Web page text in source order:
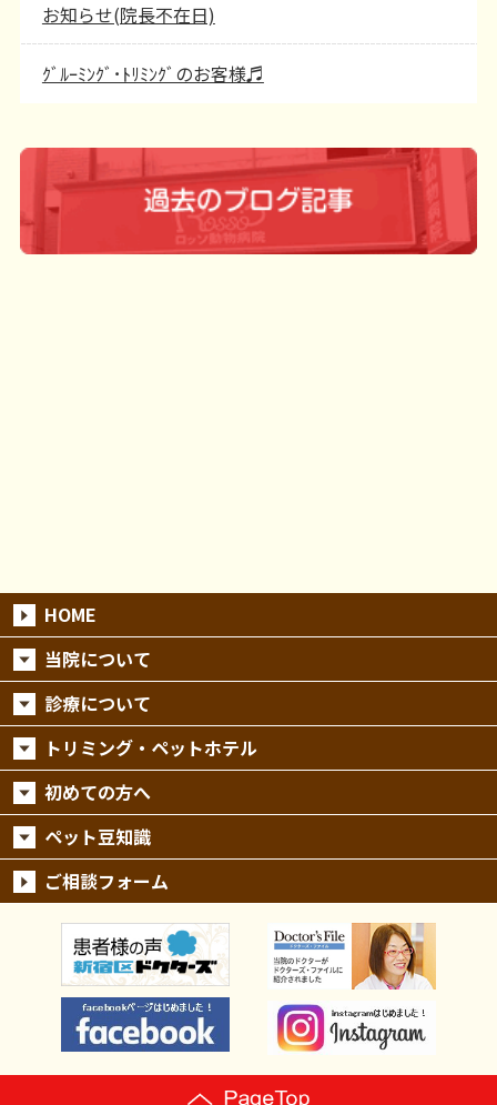
お知らせ(院長不在日)
ｸﾞﾙｰﾐﾝｸﾞ･ﾄﾘﾐﾝｸﾞのお客様♬
HOME
当院について
診療について
トリミング・ペットホテル
初めての方へ
ペット豆知識
ご相談フォーム